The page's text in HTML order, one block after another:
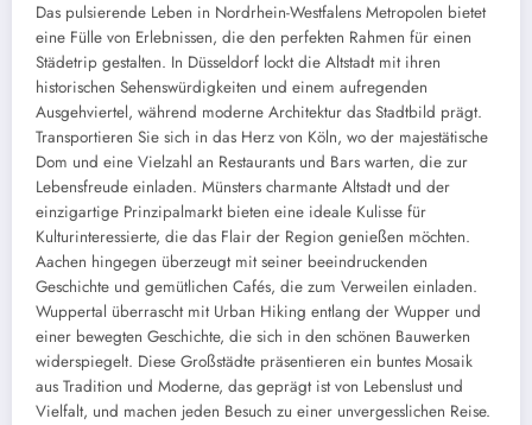
Das pulsierende Leben in Nordrhein-Westfalens Metropolen bietet
eine Fülle von Erlebnissen, die den perfekten Rahmen für einen
Städetrip gestalten. In Düsseldorf lockt die Altstadt mit ihren
historischen Sehenswürdigkeiten und einem aufregenden
Ausgehviertel, während moderne Architektur das Stadtbild prägt.
Transportieren Sie sich in das Herz von Köln, wo der majestätische
Dom und eine Vielzahl an Restaurants und Bars warten, die zur
Lebensfreude einladen. Münsters charmante Altstadt und der
einzigartige Prinzipalmarkt bieten eine ideale Kulisse für
Kulturinteressierte, die das Flair der Region genießen möchten.
Aachen hingegen überzeugt mit seiner beeindruckenden
Geschichte und gemütlichen Cafés, die zum Verweilen einladen.
Wuppertal überrascht mit Urban Hiking entlang der Wupper und
einer bewegten Geschichte, die sich in den schönen Bauwerken
widerspiegelt. Diese Großstädte präsentieren ein buntes Mosaik
aus Tradition und Moderne, das geprägt ist von Lebenslust und
Vielfalt, und machen jeden Besuch zu einer unvergesslichen Reise.